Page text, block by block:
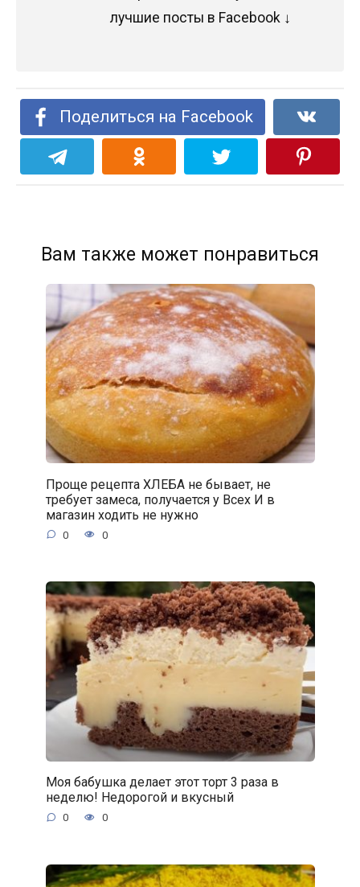
лучшие посты в Facebook ↓
Поделиться на Facebook
Вам также может понравиться
Проще рецепта ХЛЕБА не бывает, не
требует замеса, получается у Всех И в
магазин ходить не нужно
0 0
Моя бабушка делает этот торт 3 раза в
неделю! Недорогой и вкусный
0 0